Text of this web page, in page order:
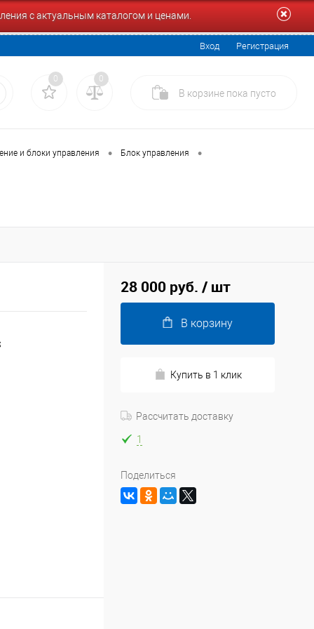
с актуальным каталогом и ценами.
Вход Регистрация
0 0
В корзине пока пусто
и блоки управления • Блок управления •
28 000 руб. / шт
В корзину
Купить в 1 клик
Рассчитать доставку
1
Поделиться